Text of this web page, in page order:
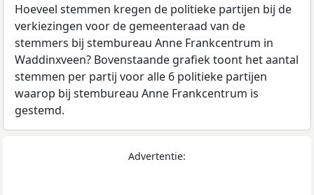
Hoeveel stemmen kregen de politieke partijen bij de
verkiezingen voor de gemeenteraad van de
stemmers bij stembureau Anne Frankcentrum in
Waddinxveen? Bovenstaande grafiek toont het aantal
stemmen per partij voor alle 6 politieke partijen
waarop bij stembureau Anne Frankcentrum is
gestemd.
Advertentie: